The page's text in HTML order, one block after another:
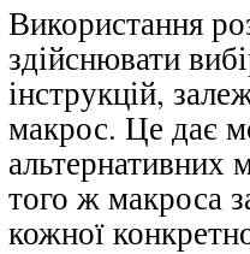
Використання
здійснювати
інструкцій,
макрос. Це дає
альтернативних
того ж макроса
кожної